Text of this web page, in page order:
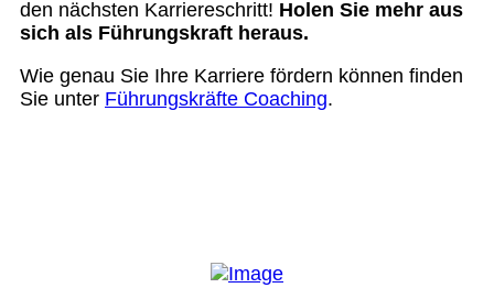
den nächsten Karriereschritt! Holen Sie mehr aus
sich als Führungskraft heraus.
Wie genau Sie Ihre Karriere fördern können finden
Sie unter Führungskräfte Coaching.